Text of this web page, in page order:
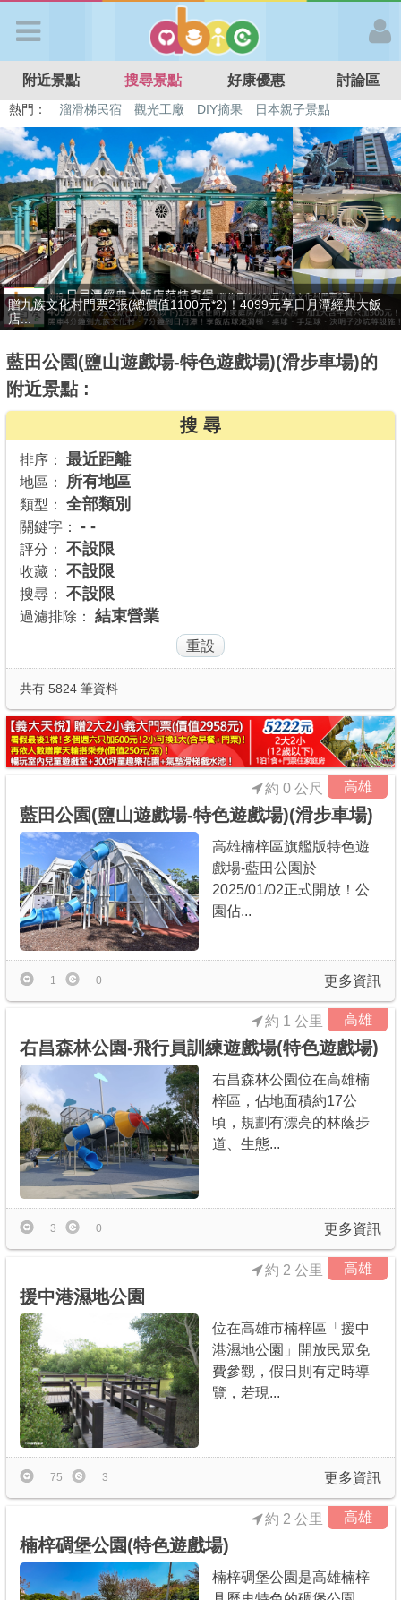
APP登入
首 頁
搜尋景點
好康優惠
最新消息
最新留言
推薦景點
討論區
聯絡我們
附近景點 搜尋景點 好康優惠 討論區
熱門： 溜滑梯民宿 觀光工廠 DIY摘果
日本親子景點
特色遊戲場
親子住房優惠 台北親子餐廳 溫泉泡湯SPA
只賣4天，要訂要快！捷絲旅-宜蘭礁溪館3099元起享2大1幼1泊1食住
雙人...
藍田公園(鹽山遊戲場-特色遊戲場)(滑步車場)的
附近景點 :
搜 尋
排序： 最近距離
地區： 所有地區
類型： 全部類別
關鍵字： - -
評分： 不設限
收藏： 不設限
搜尋： 不設限
過濾排除： 結束營業
共有 5824 筆資料
高雄
藍田公園(鹽山遊戲場-特色遊戲場)(滑步車場)
約 0 公尺
高雄楠梓區旗艦版特色遊
戲場-藍田公園於
2025/01/02正式開放！公
園佔...
更多資訊
1 0
高雄
右昌森林公園-飛行員訓練遊戲場(特色遊戲場)
約 1 公里
右昌森林公園位在高雄楠
梓區，佔地面積約17公
頃，規劃有漂亮的林蔭步
道、生態...
更多資訊
3 0
高雄
援中港濕地公園
約 2 公里
位在高雄市楠梓區「援中
港濕地公園」開放民眾免
費參觀，假日則有定時導
覽，若現...
更多資訊
75 3
高雄
楠梓碉堡公園(特色遊戲場)
約 2 公里
楠梓碉堡公園是高雄楠梓